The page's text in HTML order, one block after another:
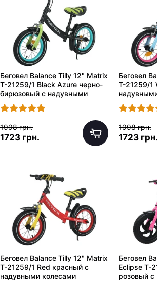
Беговел Balance Tilly 12" Matrix
T-21259/1 Black Azure черно-
бирюзовый с надувными
колесами
1998 грн.
1723 грн.
Беговел
T-21259/1
1998 грн.
1723 грн.
Беговел Balance Tilly 12" Matrix
T-21259/1 Red красный с
надувными колесами
Беговел
Eclipse T-
розовый с